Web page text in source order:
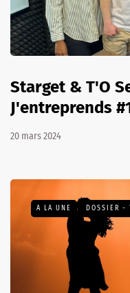
Starget & T'O
J'entreprends
20 mars 2024
A LA UNE DOSSIER -